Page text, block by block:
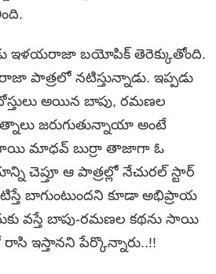
ఇళయరాజా బయోపిక్ తెరెక్కుతోంది.
పాత్రలో నటిస్తున్నాడు. ఇప్పడు
అయిన బాపు, రమణల
జరుగుతున్నాయా అంటే
సాయి మాధ‌వ్ బుర్రా తాజాగా ఓ
చెప్తూ ఆ పాత్రల్లో నేచుర‌ల్ స్టార్
బాగుంటుందని కూడా అభిప్రాయ
వస్తే బాపు-ర‌మ‌ణల క‌థ‌ను సాయి
ఇస్తానని పేర్కొన్నారు..!!